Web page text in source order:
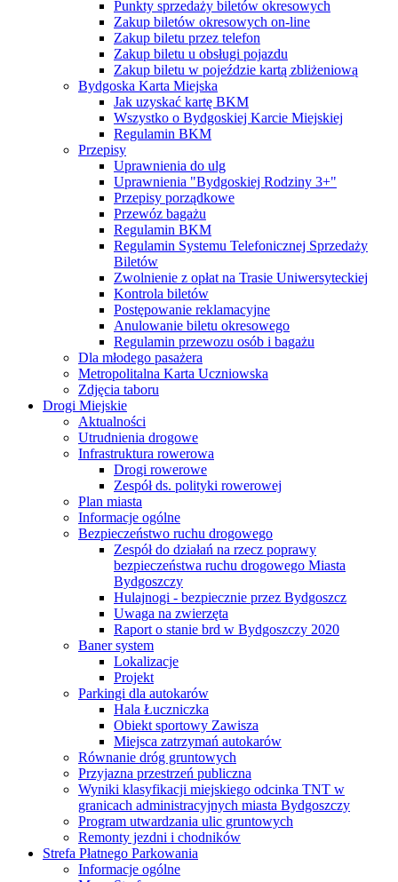
Punkty sprzedaży biletów okresowych
Zakup biletów okresowych on-line
Zakup biletu przez telefon
Zakup biletu u obsługi pojazdu
Zakup biletu w pojeździe kartą zbliżeniową
Bydgoska Karta Miejska
Jak uzyskać kartę BKM
Wszystko o Bydgoskiej Karcie Miejskiej
Regulamin BKM
Przepisy
Uprawnienia do ulg
Uprawnienia "Bydgoskiej Rodziny 3+"
Przepisy porządkowe
Przewóz bagażu
Regulamin BKM
Regulamin Systemu Telefonicznej Sprzedaży
Biletów
Zwolnienie z opłat na Trasie Uniwersyteckiej
Kontrola biletów
Postępowanie reklamacyjne
Anulowanie biletu okresowego
Regulamin przewozu osób i bagażu
Dla młodego pasażera
Metropolitalna Karta Uczniowska
Zdjęcia taboru
Drogi Miejskie
Aktualności
Utrudnienia drogowe
Infrastruktura rowerowa
Drogi rowerowe
Zespół ds. polityki rowerowej
Plan miasta
Informacje ogólne
Bezpieczeństwo ruchu drogowego
Zespół do działań na rzecz poprawy
bezpieczeństwa ruchu drogowego Miasta
Bydgoszczy
Hulajnogi - bezpiecznie przez Bydgoszcz
Uwaga na zwierzęta
Raport o stanie brd w Bydgoszczy 2020
Baner system
Lokalizacje
Projekt
Parkingi dla autokarów
Hala Łuczniczka
Obiekt sportowy Zawisza
Miejsca zatrzymań autokarów
Równanie dróg gruntowych
Przyjazna przestrzeń publiczna
Wyniki klasyfikacji miejskiego odcinka TNT w
granicach administracyjnych miasta Bydgoszczy
Program utwardzania ulic gruntowych
Remonty jezdni i chodników
Strefa Płatnego Parkowania
Informacje ogólne